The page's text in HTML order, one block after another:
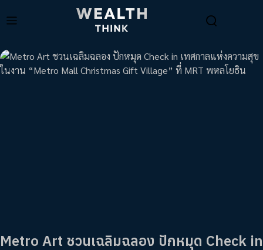
Metro Art ชวนเฉลิมฉลอง ปักหมุด Check in